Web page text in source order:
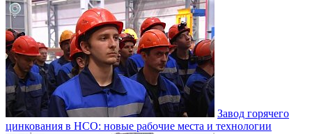
Завод горячего
цинкования в НСО: новые рабочие места и технологии